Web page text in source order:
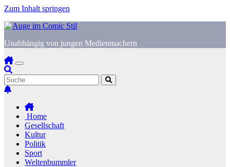
Zum Inhalt springen
Unabhängig von jungen Medienmachern
Home
Gesellschaft
Kultur
Politik
Sport
Weltenbummler